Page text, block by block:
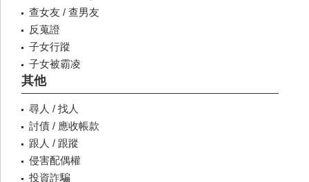
查女友 / 查男友
反蒐證
子女行蹤
子女被霸凌
其他
尋人 / 找人
討債 / 應收帳款
跟人 / 跟蹤
侵害配偶權
投資詐騙